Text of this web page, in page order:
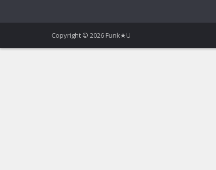
Copyright © 2026 Funk★U